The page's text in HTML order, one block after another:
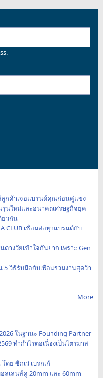
ห้ลูกค้าเจอแบรนด์คุณก่อนคู่แข่ง
รุ่นใหม่และอนาคตเศรษฐกิจยุค
ยวกัน
CLUB เชื่อมต่อทุกแบรนด์กับ
ต่างวัยเข้าใจกันยาก เพราะ Gen
5 วิธีรับมือกับเพื่อนร่วมงานสุดว้า
More
ในฐานะ Founding Partner
ทำกำไรต่อเนื่องเป็นไตรมาส
ดย ซิกเว่ เบรกเก้
ลเลนส์คู่ 20mm และ 60mm